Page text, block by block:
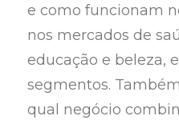
e como funcionam
nos mercados de
educação e beleza,
segmentos.
qual negócio